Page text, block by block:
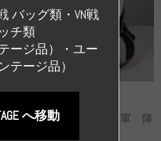
GERMANY
質レプリカ ドイツ空軍 降
バッグ類・VN戦
チ類
ージ品）・ユー
テージ品）
へ移動